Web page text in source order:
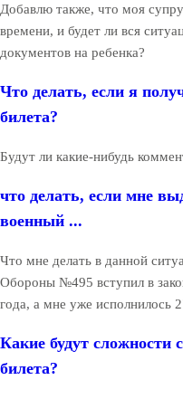
Добавлю также, что моя
времени, и будет ли вся
документов на ребенка?
Что делать, если я
билета?
Будут ли какие-нибудь
что делать, если мне
военный ...
Что мне делать в данной
Обороны №495 вступил в
года, а мне уже исполнилось
Какие будут сложности
билета?